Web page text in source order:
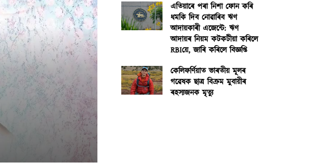
এতিয়াৰে পৰা নিশা ফোন কৰি
ধমকি দিব নোৱাৰিব ঋণ
আদায়কাৰী এজেন্টে: ঋণ
আদায়ৰ নিয়ম কটকটীয়া কৰিলে
RBIয়ে, জাৰি কৰিলে বিজ্ঞপ্তি
কেলিফৰ্ণিয়াত ভাৰতীয় মূলৰ
গৱেষক ছাত্ৰ বিক্ৰম মুবায়ীৰ
ৰহস্যজনক মৃত্যু